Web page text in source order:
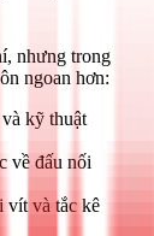
nhưng trong
ngoan hơn:
kỹ thuật
về đấu nối
vít và tắc kê